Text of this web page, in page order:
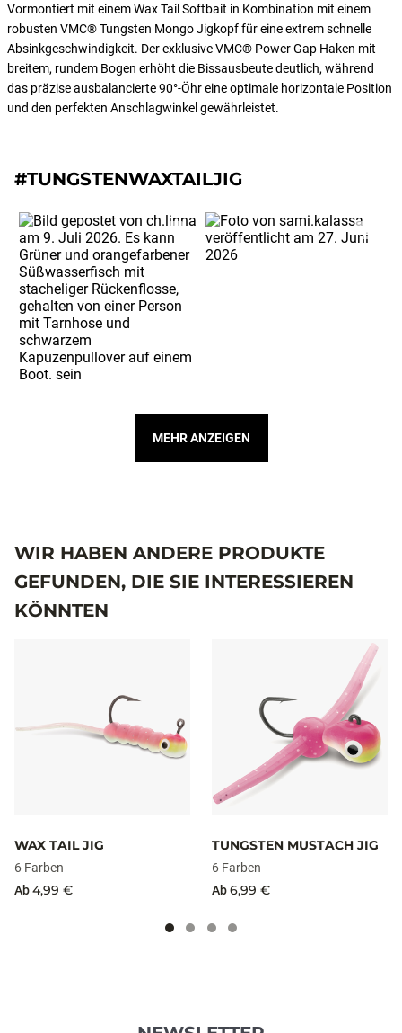
Vormontiert mit einem Wax Tail Softbait in Kombination mit einem
robusten VMC® Tungsten Mongo Jigkopf für eine extrem schnelle
Absinkgeschwindigkeit. Der exklusive VMC® Power Gap Haken mit
breitem, rundem Bogen erhöht die Bissausbeute deutlich, während
das präzise ausbalancierte 90°-Öhr eine optimale horizontale Position
und den perfekten Anschlagwinkel gewährleistet.
#TUNGSTENWAXTAILJIG
MEHR ANZEIGEN
WIR HABEN ANDERE PRODUKTE
GEFUNDEN, DIE SIE INTERESSIEREN
KÖNNTEN
WAX TAIL JIG
6 Farben
Ab4,99 €
TUNGSTEN MUSTACH JIG
6 Farben
Ab6,99 €